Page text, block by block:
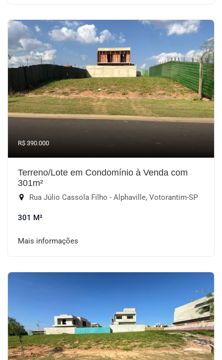
R$ 390.000
Terreno/Lote em Condomínio à Venda com
301m²
Rua Júlio Cassola Filho - Alphaville, Votorantim-SP
301 M²
Mais informações